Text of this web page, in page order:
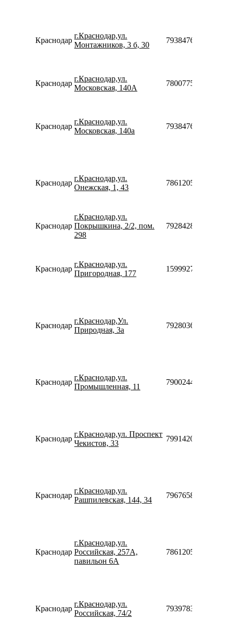
Краснодар
г.Краснодар,ул.
Монтажников, 3 б, 30
Краснодар
г.Краснодар,ул.
Московская, 140А
78007753553
Краснодар
г.Краснодар,ул.
Московская, 140а
Краснодар
г.Краснодар,ул.
Онежская, 1, 43
78612050160
Краснодар
г.Краснодар,ул.
Покрышкина, 2/2, пом.
298
79284289090
Краснодар
г.Краснодар,ул.
Пригородная, 177
159992755870
Краснодар
г.Краснодар,Ул.
Природная, 3а
79280368517
Краснодар
г.Краснодар,ул.
Промышленная, 11
79002440077
Краснодар
г.Краснодар,ул. Проспект
Чекистов, 33
79914205677
Краснодар
г.Краснодар,ул.
Рашпилевская, 144, 34
79676589990
Краснодар
г.Краснодар,ул.
Российская, 257A,
павильон 6А
786120502103
Краснодар
г.Краснодар,ул.
Российская, 74/2
79397839551